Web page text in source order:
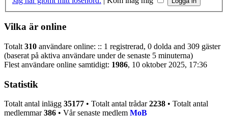
Vilka är online
Totalt 310 användare online: :: 1 registrerad, 0 dolda and 309 gäster
(baserat på aktiva användare under de senaste 5 minuterna)
Flest användare online samtidigt: 1986, 10 oktober 2025, 17:36
Statistik
Totalt antal inlägg 35177 • Totalt antal trådar2238 • Totalt antal
medlemmar386 • Vår senaste medlem MoB